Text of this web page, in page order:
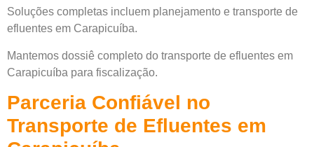
Soluções completas incluem planejamento e transporte de
efluentes em Carapicuíba.
Mantemos dossiê completo do transporte de efluentes em
Carapicuíba para fiscalização.
Parceria Confiável no
Transporte de Efluentes em